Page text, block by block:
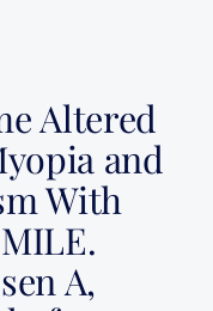
Altered
and
With
A,